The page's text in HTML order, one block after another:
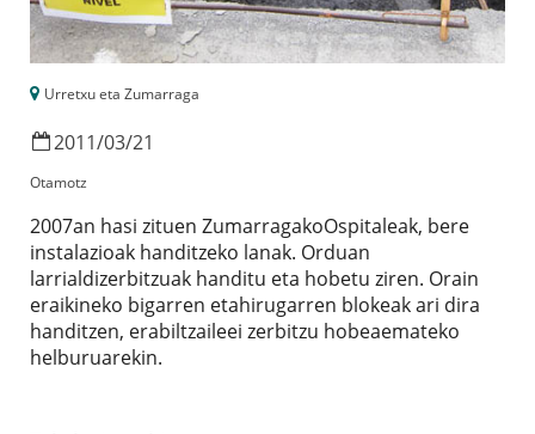
Urretxu eta Zumarraga
2011/03/21
Otamotz
2007an hasi zituen ZumarragakoOspitaleak, bere
instalazioak handitzeko lanak. Orduan
larrialdizerbitzuak handitu eta hobetu ziren. Orain
eraikineko bigarren etahirugarren blokeak ari dira
handitzen, erabiltzaileei zerbitzu hobeaemateko
helburuarekin.